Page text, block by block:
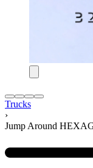
Trucks
›
Jump Around
navigation